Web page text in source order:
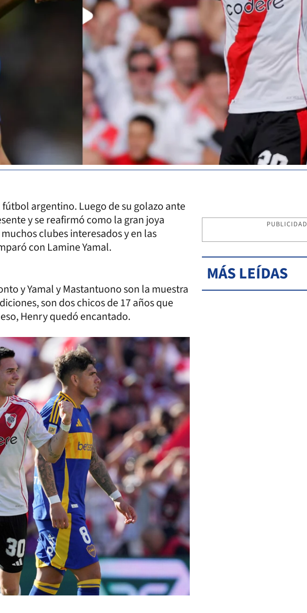
argentino. Luego de su golazo ante
y se reafirmó como la gran joya
clubes interesados y en las
con Lamine Yamal.
y Yamal y Mastantuono son la muestra
son dos chicos de 17 años que
Henry quedó encantado.
PUBLICIDAD
MÁS LEÍDAS